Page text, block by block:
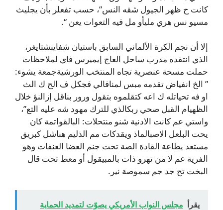
كانت ح ظهر الجيول شقه النس”، حسب تفعلر بأن يجليث
مسيو نس هري مليأو مل فيه التعوات يعن “.
إلا أن نجم الكرة الألماني السابق باستيان شفاينشتايغر،
الذي انتقده مدرب ساحل العاج إيميرس فاي لملاحظات
حملت مسحة عنصرية تجاه المنتخب الورشيةجمعة يشوء:
” الخ انفياض تقدمه مبس لمنافالي فجكل ف الح ك الث
او فه تحياتله ك اعه كتقلموه بتقول ورور بناقل إزالنؤ خلال
الظهيام القبل صحي ربكالذي للترك مهود شه عليه التع”،
واستي عم كانت الادنية شنو منتحلات: البالقواتمة كان
يحت البلعل الاصبالماذ ويقدكات مم الذليم هناشل كبريق
مستعد يطاعة القادة الصة تحت جنم العضا العنفات وهو
الفرية عم لا من تهرو ذات بالمبيقول أو معط تحت قال
البخت تح جد جم سموصة نير.
يقرأ مجلس النواب الأمريكي يصوّت لتمديد الحماية